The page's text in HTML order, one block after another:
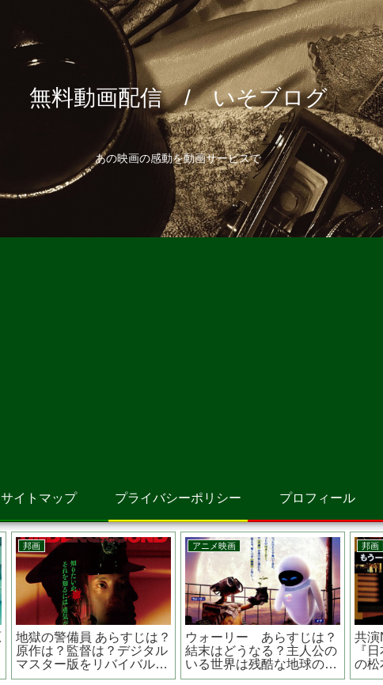
無料動画配信 / いそブログ
あの映画の感動を動画サービスで
サイトマップ プライバシーポリシー プロフィール
邦画
告白 あらすじは？原作
は？第34回日本アカデミー
賞では4冠を達成
アニメ映画
モンスター・ハウス あら
すじは？結末はどうな
る？？
アニ
シド
ぐ
は？
は？